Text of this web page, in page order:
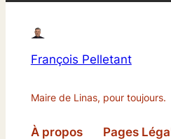
François Pelletant
Maire de Linas, pour toujours.
À propos Pages